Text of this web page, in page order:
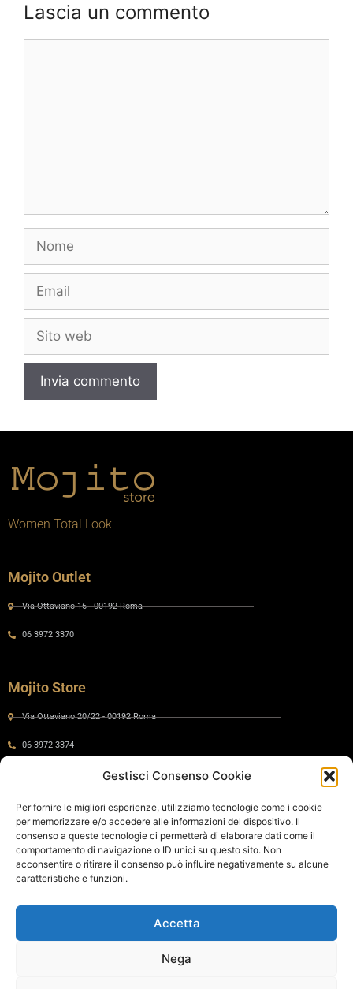
Gestisci Consenso Cookie
Per fornire le migliori esperienze, utilizziamo tecnologie come i cookie
per memorizzare e/o accedere alle informazioni del dispositivo. Il
consenso a queste tecnologie ci permetterà di elaborare dati come il
comportamento di navigazione o ID unici su questo sito. Non
acconsentire o ritirare il consenso può influire negativamente su alcune
caratteristiche e funzioni.
Accetta
Nega
Lascia un commento
Women Total Look
Mojito Outlet
Via Ottaviano 16 - 00192 Roma
06 3972 3370
Mojito Store
Via Ottaviano 20/22 - 00192 Roma
06 3972 3374
Via Ottaviano 24 - 00192 Roma
06 575 8821
Policy
Cookie Policy